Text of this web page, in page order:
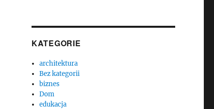
KATEGORIE
architektura
Bez kategorii
biznes
Dom
edukacja